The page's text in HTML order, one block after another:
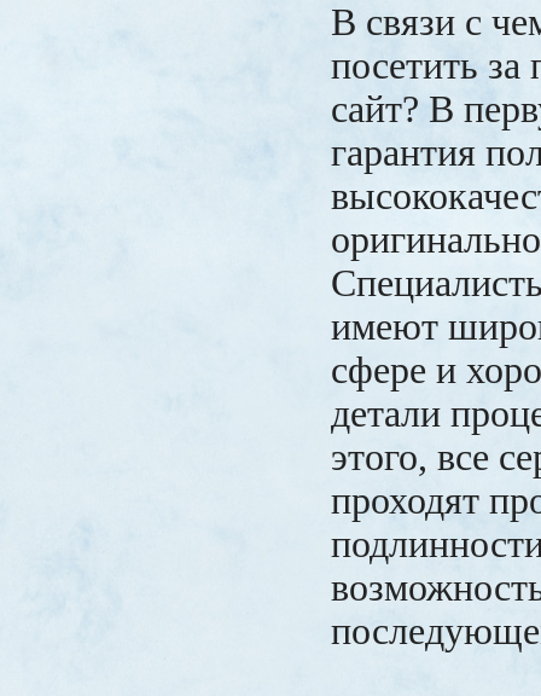
В связи с
посетить
сайт? В
гарантия
имеют
сфере и
детали
этого, все
проходят